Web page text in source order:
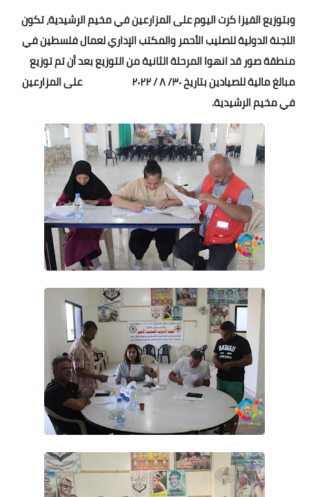
وبتوزيع الفيزا كرت اليوم على المزارعين في مخيم الرشيدية، تكون
اللجنة الدولية للصليب الأحمر والمكتب الإداري لعمال فلسطين في
منطقة صور قد انهوا المرحلة الثانية من التوزيع بعد أن تم توزيع
مبالغ مالية للصيادين بتاريخ ٣٠/ ٨ / ٢٠٢٢ على المزارعين
في مخيم الرشيدية.